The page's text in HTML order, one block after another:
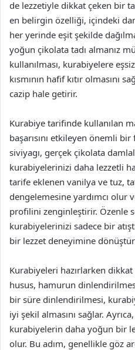
de lezzetiyle dikkat çeken bir
en belirgin özelliği, içindeki
her yerinde eşit şekilde
yoğun çikolata tadı almanız
kullanılması, kurabiyelere
kısmının hafif kıtır olmasını
cazip hale getirir.
Kurabiye tarifinde kullanılan
başarısını etkileyen önemli
siviyagı, gerçek çikolata
kurabiyelerinizi daha lezzetli
tarife eklenen vanilya ve tuz,
dengelemesine yardımcı olur
profilini zenginleştirir. Özenle
kurabiyelerinizi sadece bir
bir lezzet deneyimine
Kurabiyeleri hazırlarken
husus, hamurun
bir süre dinlendirilmesi,
iyi şekil almasını sağlar.
kurabiyelerin daha yoğun bir
olur. Bu adım, genellikle göz